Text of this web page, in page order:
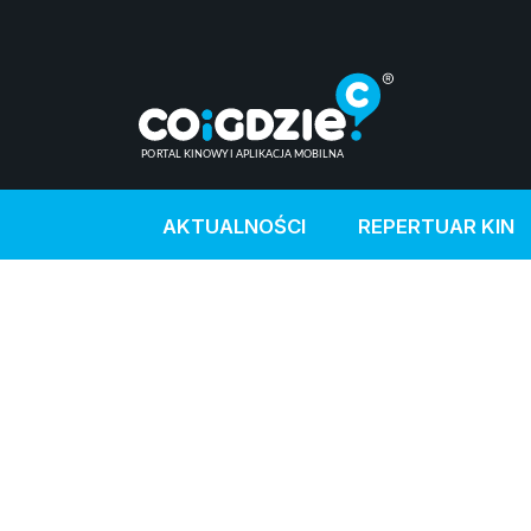
AKTUALNOŚCI REPERTUAR KIN